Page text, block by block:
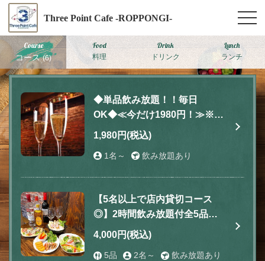
Three Point Cafe -ROPPONGI-
Course
コース(6)
Food
料理
Drink
ドリンク
Lunch
ランチ
◆単品飲み放題！！毎日
OK◆≪今だけ1980円！≫※ア
ラカルトのご注文でOKで
1,980円(税込)
1名～ 飲み放題あり
【5名以上で店内貸切コース
◎】2時間飲み放題付全5品
4000円
4,000円(税込)
5品 2名～ 飲み放題あり